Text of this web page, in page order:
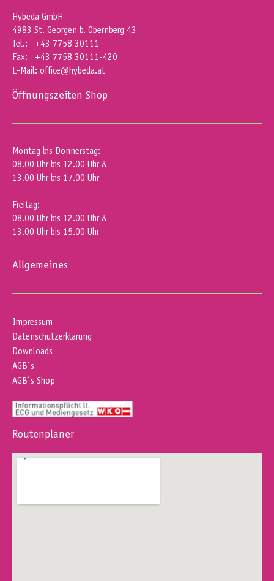
Hybeda GmbH
4983 St. Georgen b. Obernberg 43
Tel.: +43 7758 30111
Fax: +43 7758 30111-420
E-Mail: office@hybeda.at
Öffnungszeiten Shop
Montag bis Donnerstag:
08.00 Uhr bis 12.00 Uhr &
13.00 Uhr bis 17.00 Uhr
Freitag:
08.00 Uhr bis 12.00 Uhr &
13.00 Uhr bis 15.00 Uhr
Allgemeines
Impressum
Datenschutzerklärung
Downloads
AGB`s
AGB`s Shop
Routenplaner